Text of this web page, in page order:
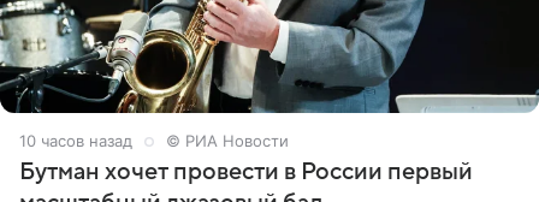
10 часов назад © РИА Новости
Бутман хочет провести в России первый